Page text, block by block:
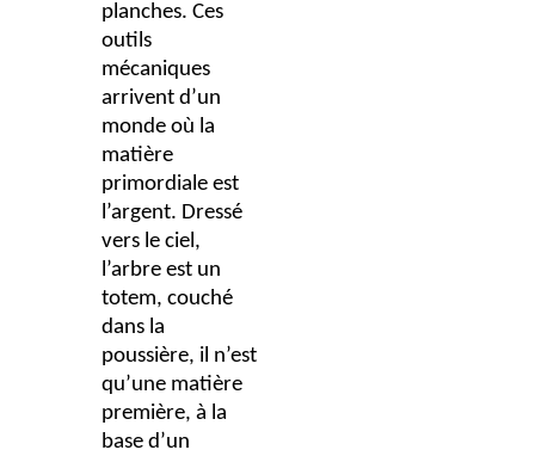
planches. Ces
outils
mécaniques
arrivent d’un
monde où la
matière
primordiale est
l’argent. Dressé
vers le ciel,
l’arbre est un
totem, couché
dans la
poussière, il n’est
qu’une matière
première, à la
base d’un